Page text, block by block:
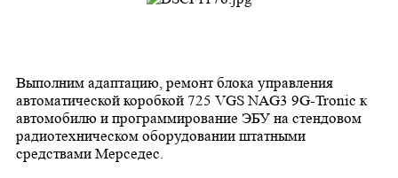
Выполним адаптацию, ремонт блока управления
автоматической коробкой 725 VGS NAG3 9G-Tronic к
автомобилю и программирование ЭБУ на стендовом
радиотехническом оборудовании штатными
средствами Мерседес.